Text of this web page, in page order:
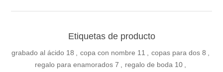
Etiquetas de producto
grabado al ácido 18 copa con nombre 11 copas para dos 8
regalo para enamorados 7 regalo de boda 10